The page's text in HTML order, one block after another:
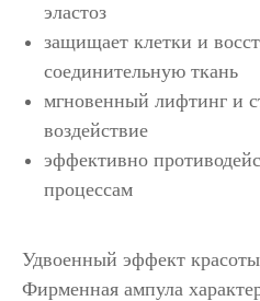
эластоз
защищает клетки и
соединительную ткань
мгновенный лифтинг и
воздействие
эффективно
процессам
Удвоенный эффект красоты
Фирменная ампула